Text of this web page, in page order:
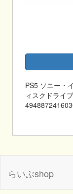
PS5 ソニー・
ィスクドライ
らいぶshop